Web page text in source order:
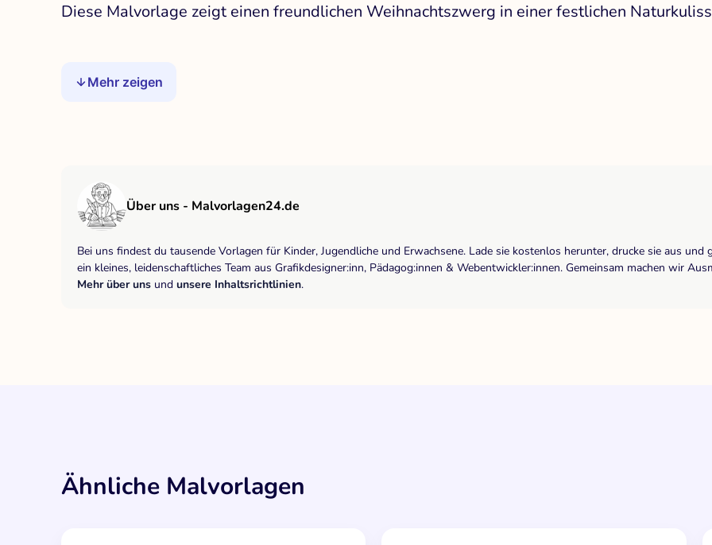
Diese Malvorlage zeigt einen freundlichen Weihnachtszwerg in einer festlichen
Mehr zeigen
Über uns - Malvorlagen24.de
Bei uns findest du tausende Vorlagen für Kinder, Jugendliche und Erwachsene. Lade sie kostenlos herunter, drucke sie aus
ein kleines, leidenschaftliches Team aus Grafikdesigner:inn, Pädagog:innen & Webentwickler:innen. Gemeinsam machen wir
Mehr über uns und unsere Inhaltsrichtlinien.
Ähnliche Malvorlagen